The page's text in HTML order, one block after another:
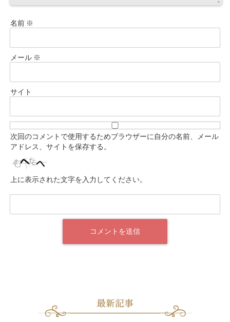
名前 ※
メール ※
サイト
次回のコメントで使用するためブラウザーに自分の名前、メール
アドレス、サイトを保存する。
上に表示された文字を入力してください。